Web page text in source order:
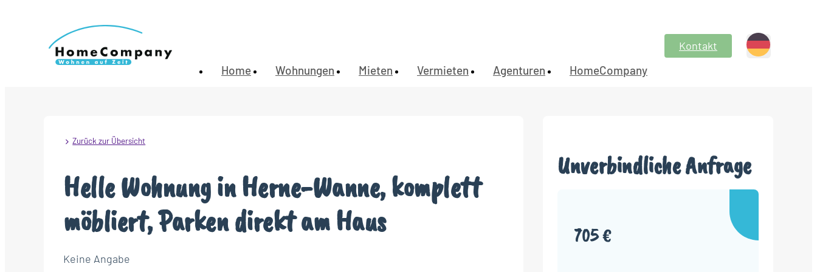
Home Wohnungen Mieten Vermieten Agenturen HomeCompany
Kontakt
Zurück zur Übersicht
Helle Wohnung in Herne-Wanne, komplett
möbliert, Parken direkt am Haus
Keine Angabe
Unverbindliche Anfrage
705 €